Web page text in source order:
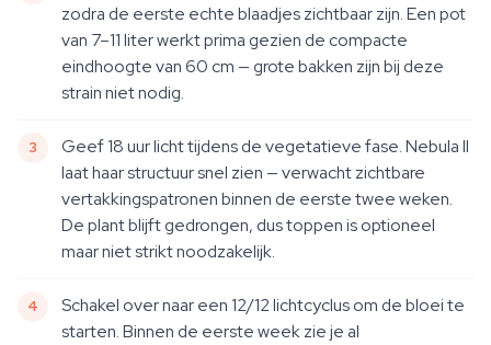
zodra de eerste echte blaadjes zichtbaar zijn. Een pot
van 7–11 liter werkt prima gezien de compacte
eindhoogte van 60 cm — grote bakken zijn bij deze
strain niet nodig.
Geef 18 uur licht tijdens de vegetatieve fase. Nebula II
laat haar structuur snel zien — verwacht zichtbare
vertakkingspatronen binnen de eerste twee weken.
De plant blijft gedrongen, dus toppen is optioneel
maar niet strikt noodzakelijk.
Schakel over naar een 12/12 lichtcyclus om de bloei te
starten. Binnen de eerste week zie je al